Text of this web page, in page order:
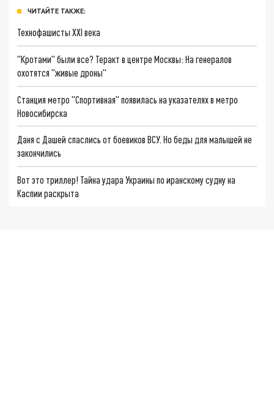
ЧИТАЙТЕ ТАКЖЕ:
Технофашисты XXI века
"Кротами" были все? Теракт в центре Москвы: На генералов
охотятся "живые дроны"
Станция метро "Спортивная" появилась на указателях в метро
Новосибирска
Даня с Дашей спаслись от боевиков ВСУ. Но беды для малышей не
закончились
Вот это триллер! Тайна удара Украины по иранскому судну на
Каспии раскрыта